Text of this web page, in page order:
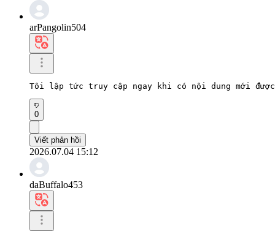
arPangolin504
Tôi lập tức truy cập ngay khi có nội dung mới
0
Viết phản hồi
2026.07.04 15:12
daBuffalo453